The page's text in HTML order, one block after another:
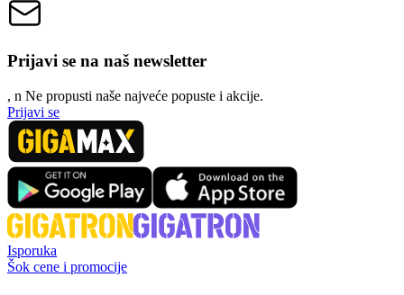
Prijavi se na naš newsletter
, n Ne propusti naše najveće popuste i akcije.
Prijavi se
Isporuka
Šok cene i promocije